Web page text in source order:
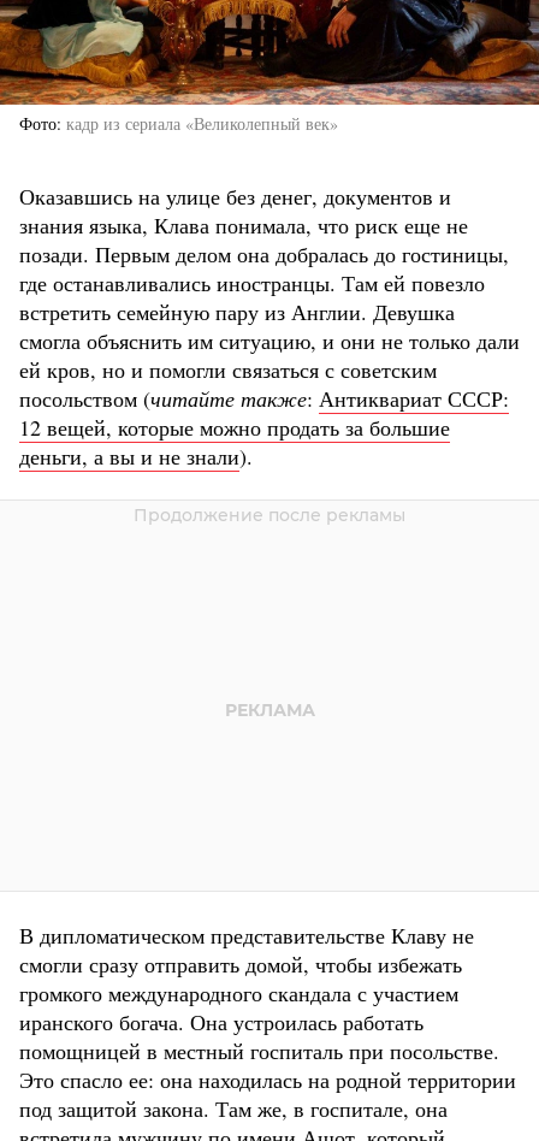
Фото кадр из сериала «Великолепный век»
Оказавшись на улице без денег, документов и
знания языка, Клава понимала, что риск еще не
позади. Первым делом она добралась до гостиницы,
где останавливались иностранцы. Там ей повезло
встретить семейную пару из Англии. Девушка
смогла объяснить им ситуацию, и они не только дали
ей кров, но и помогли связаться с советским
посольством (читайте также: Антиквариат СССР:
12 вещей, которые можно продать за большие
деньги, а вы и не знали).
В дипломатическом представительстве Клаву не
смогли сразу отправить домой, чтобы избежать
громкого международного скандала с участием
иранского богача. Она устроилась работать
помощницей в местный госпиталь при посольстве.
Это спасло ее: она находилась на родной территории
под защитой закона. Там же, в госпитале, она